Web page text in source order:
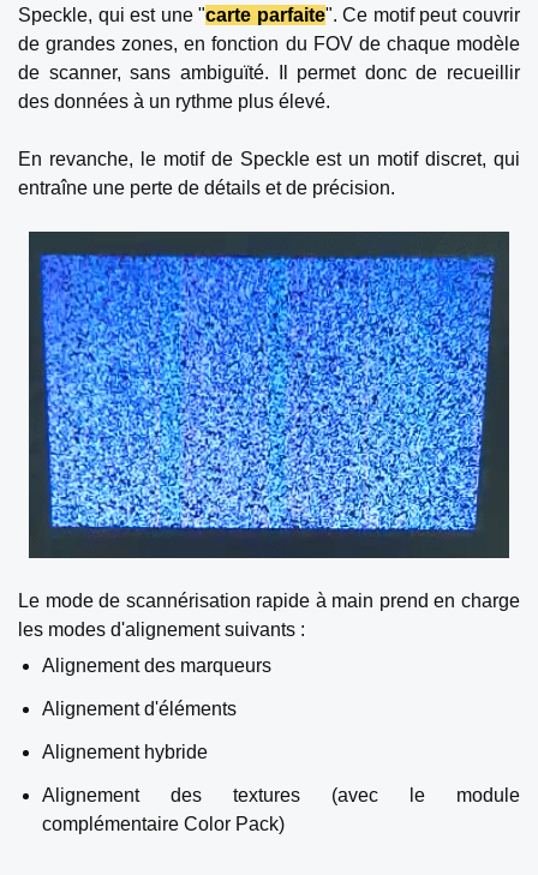
Speckle, qui est une "carte parfaite". Ce motif peut couvrir
de grandes zones, en fonction du FOV de chaque modèle
de scanner, sans ambiguïté. Il permet donc de recueillir
des données à un rythme plus élevé.
En revanche, le motif de Speckle est un motif discret, qui
entraîne une perte de détails et de précision.
Le mode de scannérisation rapide à main prend en charge
les modes d'alignement suivants :
Alignement des marqueurs
Alignement d'éléments
Alignement hybride
Alignement des textures (avec le module
complémentaire Color Pack)